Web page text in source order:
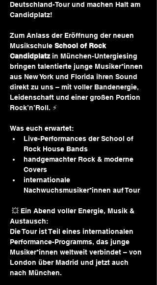
Deutschland-Tour und machen Halt am
Candidplatz!
Zum Anlass der Eröffnung der neuen
Musikschule School of Rock
Candidplatz in München-Untergiesing
bringen talentierte junge Musiker*innen
aus New York und Florida ihren Sound
direkt zu uns – mit voller Bandenergie,
Leidenschaft und einer großen Portion
Rock’n’Roll. ⚡️
Was euch erwartet:
Live-Performances der School of
Rock House Bands
handgemachter Rock & moderne
Covers
internationale
Nachwuchsmusiker*innen auf Tour
Austausch:
Die Tour ist Teil eines internationalen
Performance-Programms, das junge
Musiker*innen weltweit verbindet – von
London über Madrid und jetzt auch
nach München.